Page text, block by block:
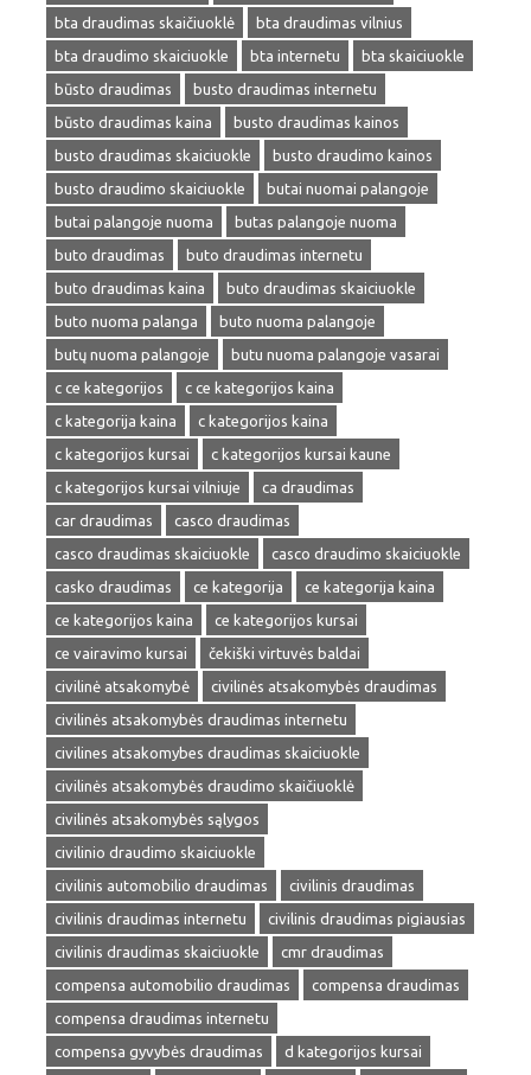
bta draudimas skaičiuoklė
bta draudimas vilnius
bta draudimo skaiciuokle
bta internetu
bta skaiciuokle
būsto draudimas
busto draudimas internetu
būsto draudimas kaina
busto draudimas kainos
busto draudimas skaiciuokle
busto draudimo kainos
busto draudimo skaiciuokle
butai nuomai palangoje
butai palangoje nuoma
butas palangoje nuoma
buto draudimas
buto draudimas internetu
buto draudimas kaina
buto draudimas skaiciuokle
buto nuoma palanga
buto nuoma palangoje
butų nuoma palangoje
butu nuoma palangoje vasarai
c ce kategorijos
c ce kategorijos kaina
c kategorija kaina
c kategorijos kaina
c kategorijos kursai
c kategorijos kursai kaune
c kategorijos kursai vilniuje
ca draudimas
car draudimas
casco draudimas
casco draudimas skaiciuokle
casco draudimo skaiciuokle
casko draudimas
ce kategorija
ce kategorija kaina
ce kategorijos kaina
ce kategorijos kursai
ce vairavimo kursai
čekiški virtuvės baldai
civilinė atsakomybė
civilinės atsakomybės draudimas
civilinės atsakomybės draudimas internetu
civilines atsakomybes draudimas skaiciuokle
civilinės atsakomybės draudimo skaičiuoklė
civilinės atsakomybės sąlygos
civilinio draudimo skaiciuokle
civilinis automobilio draudimas
civilinis draudimas
civilinis draudimas internetu
civilinis draudimas pigiausias
civilinis draudimas skaiciuokle
cmr draudimas
compensa automobilio draudimas
compensa draudimas
compensa draudimas internetu
compensa gyvybės draudimas
d kategorijos kursai